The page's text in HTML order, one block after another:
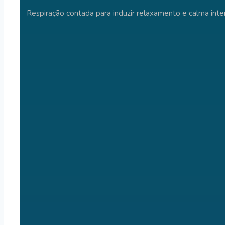
Respiração contada para induzir relaxamento e calma